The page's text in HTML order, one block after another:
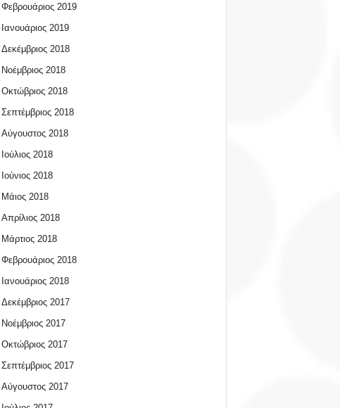
Φεβρουάριος 2019
Ιανουάριος 2019
Δεκέμβριος 2018
Νοέμβριος 2018
Οκτώβριος 2018
Σεπτέμβριος 2018
Αύγουστος 2018
Ιούλιος 2018
Ιούνιος 2018
Μάιος 2018
Απρίλιος 2018
Μάρτιος 2018
Φεβρουάριος 2018
Ιανουάριος 2018
Δεκέμβριος 2017
Νοέμβριος 2017
Οκτώβριος 2017
Σεπτέμβριος 2017
Αύγουστος 2017